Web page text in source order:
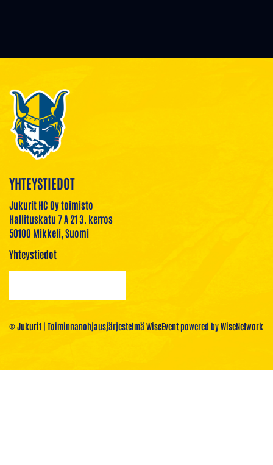
YHTEYSTIEDOT
Jukurit HC Oy toimisto
Hallituskatu 7 A 21 3. kerros
50100 Mikkeli, Suomi
Yhteystiedot
© Jukurit | Toiminnanohjausjärjestelmä WiseEventpowered byWiseNetwork